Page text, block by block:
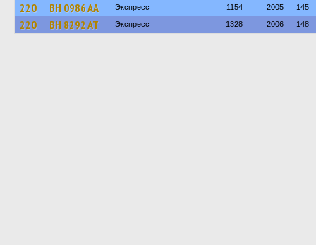
220 BH 0986 AA Экспресс 1154 2005 145
220 BH 8292 AT Экспресс 1328 2006 148